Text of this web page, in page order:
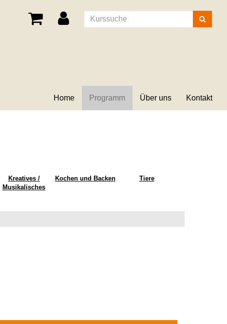
Kurse
suchen
Home Programm Über uns Kontakt
Kreatives /
Musikalisches
Kochen und Backen Tiere